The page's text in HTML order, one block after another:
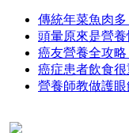
傳統年菜魚肉
頭暈原來是營
癌友營養全攻
癌症患者飲食很
營養師教做護